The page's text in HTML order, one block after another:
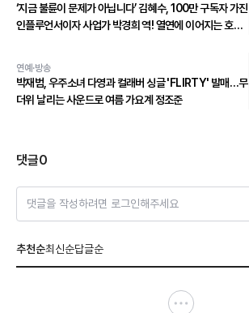
‘지금 불륜이 문제가 아닙니다’ 김혜수, 100만 구독자 가진
인플루언서이자 사업가 박경희 역! 열연에 이어지는 호평
연예·방송
박재범, 우주소녀 다영과 컬래버 싱글 'FLIRTY' 발매…무
더위 날리는 사운드로 여름 가요계 정조준
댓글0
댓글을 작성하려면 로그인해주세요
추천순최신순답글순